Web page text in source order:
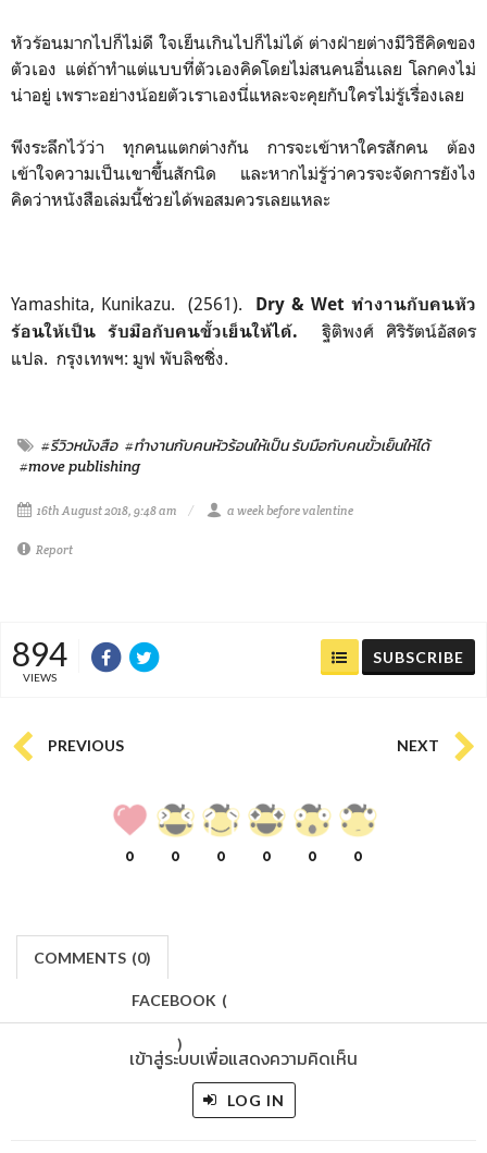
หัวร้อนมากไปก็ไม่ดี ใจเย็นเกินไปก็ไม่ได้ ต่างฝ่ายต่างมีวิธีคิดของ
ตัวเอง แต่ถ้าทำแต่แบบที่ตัวเองคิดโดยไม่สนคนอื่นเลย โลกคงไม่
น่าอยู่ เพราะอย่างน้อยตัวเราเองนี่แหละจะคุยกับใครไม่รู้เรื่องเลย
พึงระลึกไว้ว่า ทุกคนแตกต่างกัน การจะเข้าหาใครสักคน ต้อง
เข้าใจความเป็นเขาขึ้นสักนิด และหากไม่รู้ว่าควรจะจัดการยังไง
คิดว่าหนังสือเล่มนี้ช่วยได้พอสมควรเลยแหละ
Yamashita, Kunikazu. (2561).
Dry & Wet ทำงานกับคนหัว
ร้อนให้เป็น รับมือกับคนขั้วเย็นให้ได้. ฐิติพงศ์ ศิริรัตน์อัสดร
แปล. กรุงเทพฯ: มูฟ พับลิชชิิ่ง.
#รีวิวหนังสือ #ทำงานกับคนหัวร้อนให้เป็น รับมือกับคนขั้วเย็นให้ได้
#move publishing
16th August 2018, 9:48 am a week before valentine
Report
894
VIEWS
SUBSCRIBE
PREVIOUS NEXT
0 0 0 0 0 0
COMMENTS (0)
FACEBOOK (
)
เข้าสู่ระบบเพื่อแสดงความคิดเห็น
LOG IN